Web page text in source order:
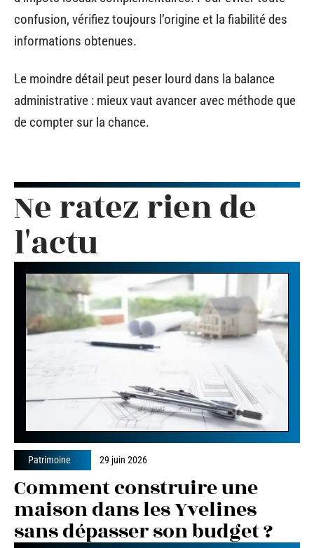
confusion, vérifiez toujours l’origine et la fiabilité des
informations obtenues.
Le moindre détail peut peser lourd dans la balance
administrative : mieux vaut avancer avec méthode que
de compter sur la chance.
Ne ratez rien de
l'actu
Patrimoine 29 juin 2026
Comment construire une
maison dans les Yvelines
sans dépasser son budget ?